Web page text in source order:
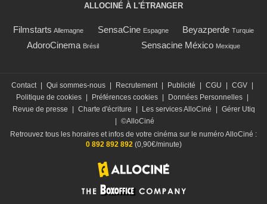
ALLOCINÉ À L'ÉTRANGER
Filmstarts Allemagne SensaCine Espagne Beyazperde Turquie
AdoroCinema Brésil Sensacine México Mexique
Contact | Qui sommes-nous | Recrutement | Publicité | CGU | CGV |
Politique de cookies | Préférences cookies | Données Personnelles |
Revue de presse
| Charte d'écriture | Les services AlloCiné | Gérer Utiq
| ©AlloCiné
Retrouvez tous les horaires et infos de votre cinéma sur le numéro AlloCiné :
0 892 892 892 (0,90€/minute)